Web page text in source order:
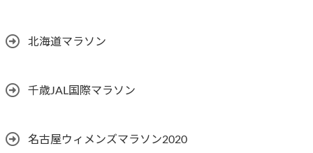
北海道マラソン
千歳JAL国際マラソン
名古屋ウィメンズマラソン2020